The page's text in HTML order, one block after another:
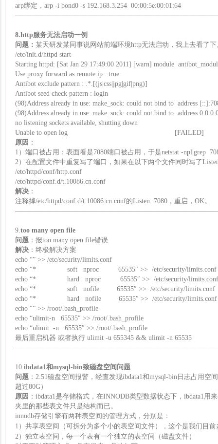
arp绑定，arp -i bond0 -s 192.168.3.254 00:00:5e:00:01:64
8.http服务无法启动一例
问题： 某天研发某同事说网站前端环境http无法启动，我上去看了
/etc/init.d/httpd start
Starting httpd: [Sat Jan 29 17:49:00 2011] [warn] module
Use proxy forward as remote ip : true.
Antibot exclude pattern : .*.[(js|css|jpg|gif|png)]
Antibot seed check pattern : login
(98)Address already in use: make_sock: could not bind to address
(98)Address already in use: make_sock: could not bind to address
no listening sockets available, shutting down
Unable to open log [FAILED]
原因 ：
1）端口被占用：表面看是7080端口被占用，于是netstat -npl|grep
2）在配置文件中重复写了端口，如果在以下两个文件同时写了
/etc/httpd/conf/http.conf
/etc/httpd/conf.d/t.10086.cn.conf
解决 ：
注释掉/etc/httpd/conf.d/t.10086.cn.conf的Listen 7080，重启，OK。
9.too many open file
问题 ：报too many open file错误
解决 ：终极解决方案
echo “” >> /etc/security/limits.conf
echo “* soft nproc 65535″ >> /etc/security/limits.conf
echo “* hard nproc 65535″ >> /etc/security/limits.conf
echo “* soft nofile 65535″ >> /etc/security/limits.conf
echo “* hard nofile 65535″ >> /etc/security/limits.conf
echo “” >> /root/.bash_profile
echo “ulimit-n 65535″ >> /root/.bash_profile
echo “ulimit -u 65535″ >> /root/.bash_profile
最后重启机器 或者执行 ulimit -u 655345 && ulimit -n 65535
10.ibdata1和mysql-bin致磁盘空间问题
问题 ：2.51磁盘空间报警，经查发现ibdata1和mysql-bin日志占用空
超过80G）
原因 ：ibdata1是存储格式，在INNODB类型数据状态下，ibdata1用
夹里的那些表文件只是结构而已。
innodb存储引擎有两种表空间的管理方式，分别是：
1）共享表空间（可拆分为多个小的表空间文件），这个是我们目前
2）独立表空间，每一个表有一个独立的表空间（磁盘文件）